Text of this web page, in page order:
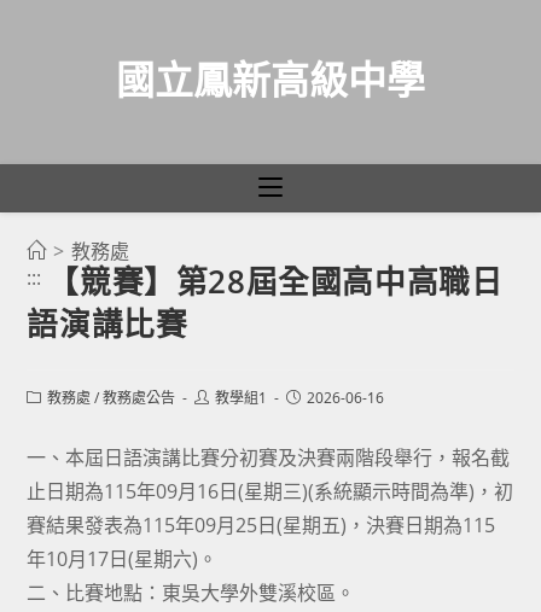
國立鳳新高級中學
> 教務處
:::
【競賽】第28屆全國高中高職日
語演講比賽
Post教務處 / 教務處公告
Post教學組1
Post2026-06-16
一、本屆日語演講比賽分初賽及決賽兩階段舉行，報名截
止日期為115年09月16日(星期三)(系統顯示時間為準)，初
賽結果發表為115年09月25日(星期五)，決賽日期為115
年10月17日(星期六)。
二、比賽地點：東吳大學外雙溪校區。